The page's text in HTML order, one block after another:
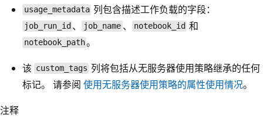
usage_metadata 列包含描述工作负载的字段：
job_run_id 、 job_name 、 notebook_id 和
notebook_path。
该 custom_tags 列将包括从无服务器使用策略继承的任何
标记。 请参阅 使用无服务器使用策略的属性使用情况。
注释